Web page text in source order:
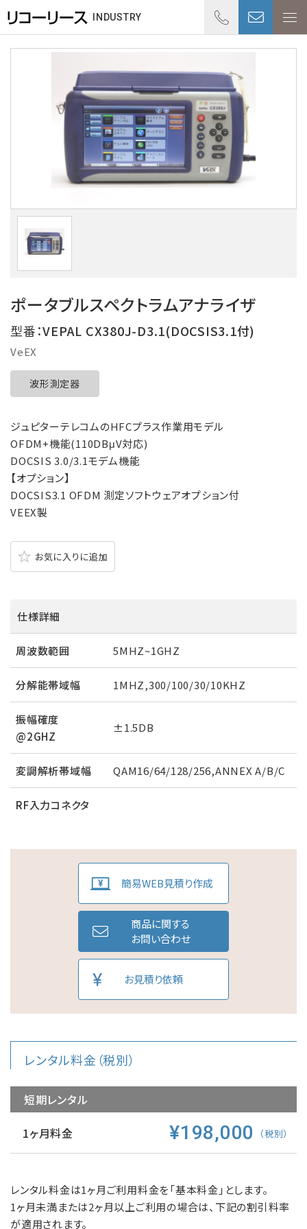
INDUSTRY
受付
ポータブルスペクトラムアナライザ
型番：VEPAL CX380J-D3.1(DOCSIS3.1付)
VeEX
波形測定器
ジュピターテレコムのHFCプラス作業用モデル
OFDM+機能(110DBμV対応)
DOCSIS 3.0/3.1モデム機能
【オプション】
DOCSIS3.1 OFDM 測定ソフトウェアオプション付
VEEX製
お気に入りに追加
仕様詳細
周波数範囲 5MHZ~1GHZ
分解能帯域幅 1MHZ,300/100/30/10KHZ
振幅確度
@2GHZ
±1.5DB
変調解析帯域幅 QAM16/64/128/256,ANNEX A/B/C
RF入力コネクタ
簡易WEB見積り作成
商品に関する
お問い合わせ
お見積り依頼
レンタル料金（税別）
短期レンタル
1ヶ月料金 ¥198,000 （税別）
レンタル料金は1ヶ月ご利用料金を「基本料金」とします。
1ヶ月未満または2ヶ月以上ご利用の場合は、下記の割引料率
が適用されます。